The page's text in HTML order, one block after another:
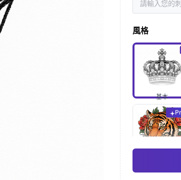
風格
基本